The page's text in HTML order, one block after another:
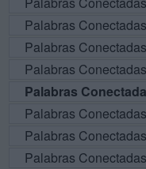
Palabras
Palabras
Palabras
Palabras
Palabras
Palabras
Palabras